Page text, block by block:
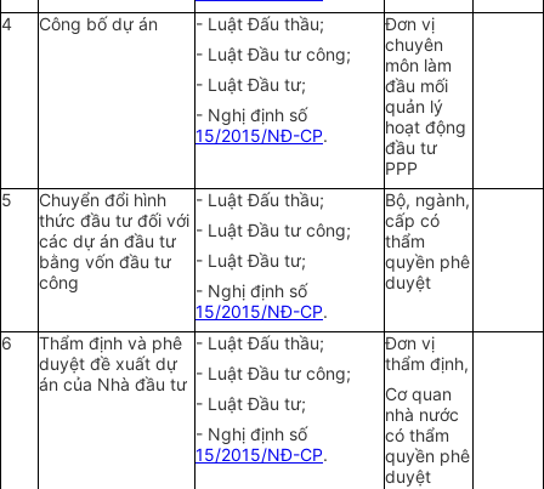
4 Công bố dự án
- Luật Đấu thầu;
- Luật Đầu tư công;
- Luật Đầu tư;
- Nghị định số
15/2015/NĐ-CP.
Đơn vị
chuyên
môn làm
đầu mối
quản lý
hoạt động
đầu tư
PPP
5
Chuyển đổi hình
thức đầu tư đối với
các dự án đầu tư
bằng vốn đầu tư
công
- Luật Đấu thầu;
- Luật Đầu tư công;
- Luật Đầu tư;
- Nghị định số
15/2015/NĐ-CP.
Bộ, ngành,
cấp có
thẩm
quyền phê
duyệt
6
Thẩm định và phê
duyệt đề xuất dự
án của Nhà đầu tư
- Luật Đấu thầu;
- Luật Đầu tư công;
- Luật Đầu tư;
- Nghị định số
15/2015/NĐ-CP.
Đơn vị
thẩm định,
Cơ quan
nhà nước
có thẩm
quyền phê
duyệt